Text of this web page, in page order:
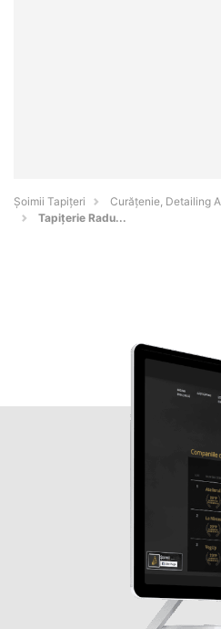
Șoimii Tapițeri
Curățenie, Detailing
Tapițerie Radu...